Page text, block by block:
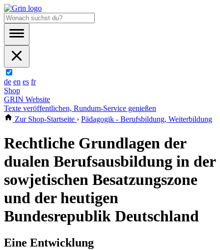
de en es fr
Shop
GRIN Website
Texte veröffentlichen, Rundum-Service genießen
Zur Shop-Startseite › Pädagogik - Berufsbildung, Weiterbildung
Rechtliche Grundlagen der
dualen Berufsausbildung in der
sowjetischen Besatzungszone
und der heutigen
Bundesrepublik Deutschland
Eine Entwicklung